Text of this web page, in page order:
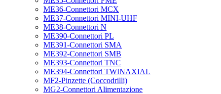
ME36-Connettori MCX
ME37-Connettori MINI-UHF
ME38-Connettori N
ME390-Connettori PL
ME391-Connettori SMA
ME392-Connettori SMB
ME393-Connettori TNC
ME394-Connettori TWINAXIAL
MF2-Pinzette (Coccodrilli)
MG2-Connettori Alimentazione